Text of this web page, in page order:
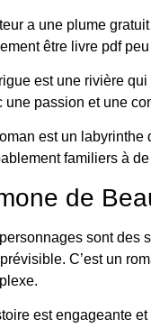
a une plume
être livre pdf
est une rivière
une passion et une
est un labyrinthe
familiers à
de
sont des
C’est un
est engageante